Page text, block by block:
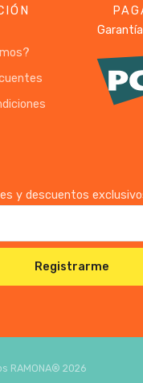
y descuentos
Registrarme
RAMONA® 2026